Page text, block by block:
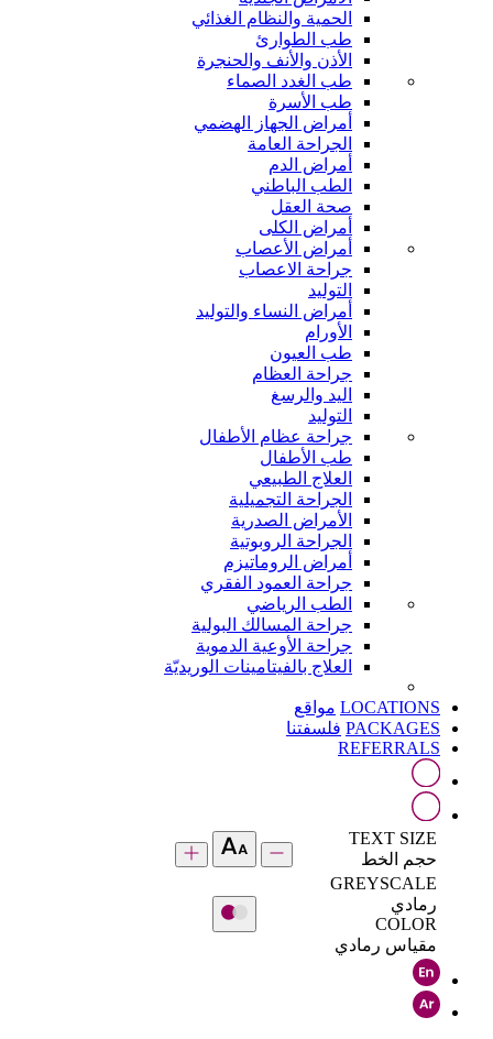
الحمية والنظام الغذائي
طب الطوارئ
الأذن والأنف والحنجرة
طب الغدد الصماء
طب الأسرة
أمراض الجهاز الهضمي
الجراحة العامة
أمراض الدم
الطب الباطني
صحة العقل
أمراض الكلى
أمراض الأعصاب
جراحة الاعصاب
التوليد
أمراض النساء والتوليد
الأورام
طب العيون
جراحة العظام
اليد والرسغ
التوليد
جراحة عظام الأطفال
طب الأطفال
العلاج الطبيعي
الجراحة التجميلية
الأمراض الصدرية
الجراحة الروبوتية
أمراض الروماتيزم
جراحة العمود الفقري
الطب الرياضي
جراحة المسالك البولية
جراحة الأوعية الدموية
العلاج بالفيتامينات الوريديّة
LOCATIONS مواقع
PACKAGES فلسفتنا
REFERRALS
TEXT SIZE
حجم الخط
GREYSCALE
رمادي
COLOR
مقياس رمادي